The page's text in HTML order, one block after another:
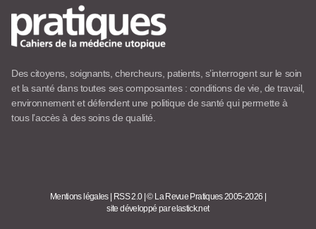
Des citoyens, soignants, chercheurs, patients, s’interrogent sur le soin
et la santé dans toutes ses composantes : conditions de vie, de travail,
environnement et défendent une politique de santé qui permette à
tous l’accès à des soins de qualité.
Mentions légales RSS 2.0 |© La Revue Pratiques 2005-2026
site développé par elastick.net